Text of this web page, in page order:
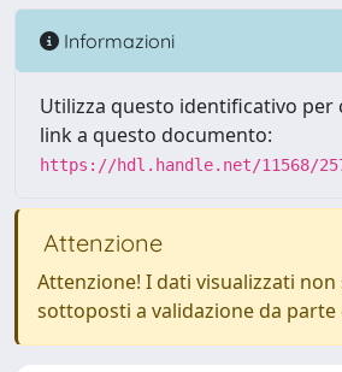
Informazioni
Utilizza questo identificativo per
link a questo documento:
https://hdl.handle.net/11568/
Attenzione
Attenzione! I dati visualizzati
sottoposti a validazione da parte